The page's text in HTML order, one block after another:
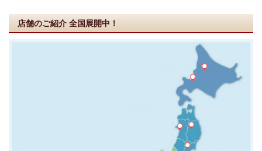
店舗のご紹介 全国展開中！